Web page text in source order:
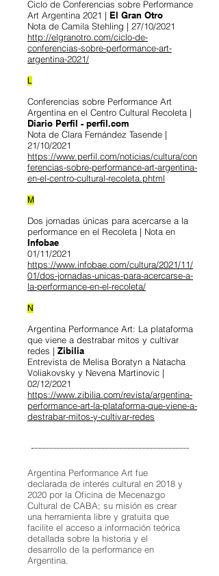
Ciclo de Conferencias sobre Performance
Art Argentina 2021 | El Gran Otro
Nota de Camila Stehling | 27/10/2021
http://elgranotro.com/ciclo-de-
conferencias-sobre-performance-art-
argentina-2021/
L
Conferencias sobre Performance Art
Argentina en el Centro Cultural Recoleta |
Diario Perfil - perfil.com
Nota de Clara Fernández Tasende |
21/10/2021
https://www.perfil.com/noticias/cultura/con
ferencias-sobre-performance-art-argentina-
en-el-centro-cultural-recoleta.phtml
M
Dos jornadas únicas para acercarse a la
performance en el Recoleta | Nota en
Infobae
01/11/2021
https://www.infobae.com/cultura/2021/11/
01/dos-jornadas-unicas-para-acercarse-a-
la-performance-en-el-recoleta/
N
Argentina Performance Art: La plataforma
que viene a destrabar mitos y cultivar
redes | Zibilia
Entrevista de Melisa Boratyn a Natacha
Voliakovsky y Nevena Martinovic |
02/12/2021
https://www.zibilia.com/revista/argentina-
performance-art-la-plataforma-que-viene-a-
destrabar-mitos-y-cultivar-redes
Argentina Performance Art fue
declarada de interés cultural en 2018 y
2020 por la Oficina de Mecenazgo
Cultural de CABA; su misión es crear
una herramienta libre y gratuita que
facilite el acceso a información teórica
detallada sobre la historia y el
desarrollo de la performance en
Argentina.